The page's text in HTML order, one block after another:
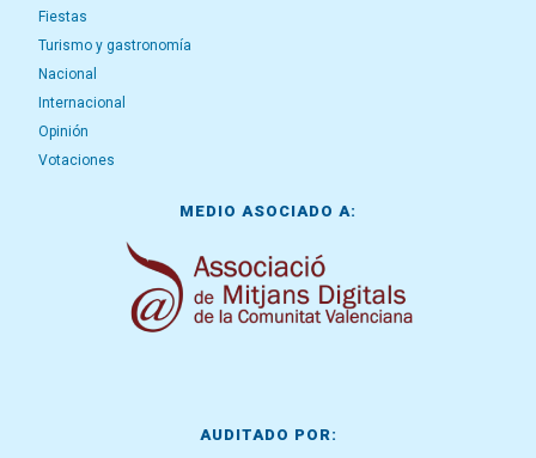
Fiestas
Turismo y gastronomía
Nacional
Internacional
Opinión
Votaciones
MEDIO ASOCIADO A:
AUDITADO POR: